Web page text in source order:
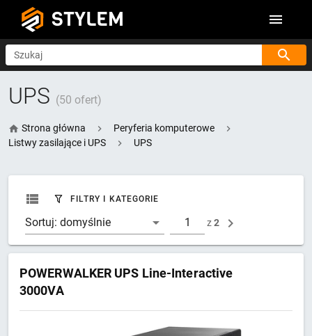
STYLEM
Szukaj
UPS (50 ofert)
Strona główna
Peryferia komputerowe
Listwy zasilające i UPS
UPS
FILTRY I KATEGORIE
Sortuj: domyślnie z2
POWERWALKER UPS Line-Interactive
3000VA